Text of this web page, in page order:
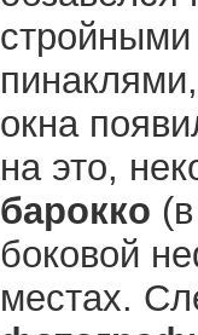
окна
на это,
барокко
боковой
местах.